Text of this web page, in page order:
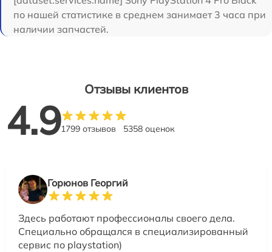
по нашей статистике в среднем занимает 3 часа при
наличии запчастей.
Отзывы клиентов
4.91799 отзывов 5358 оценок
Горюнов Георгий
Здесь работают профессионалы своего дела.
Специально обращался в специализированный
сервис по playstation)